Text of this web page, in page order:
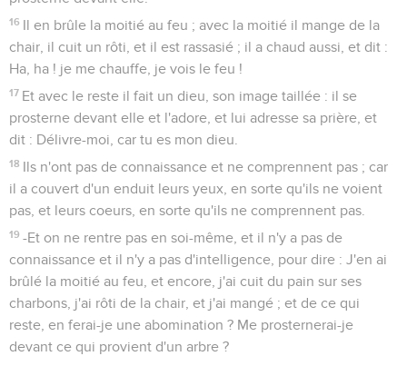
16 Il en brûle la moitié au feu ; avec la moitié il mange de la
chair, il cuit un rôti, et il est rassasié ; il a chaud aussi, et dit :
Ha, ha ! je me chauffe, je vois le feu !
17 Et avec le reste il fait un dieu, son image taillée : il se
prosterne devant elle et l'adore, et lui adresse sa prière, et
dit : Délivre-moi, car tu es mon dieu.
18 Ils n'ont pas de connaissance et ne comprennent pas ; car
il a couvert d'un enduit leurs yeux, en sorte qu'ils ne voient
pas, et leurs coeurs, en sorte qu'ils ne comprennent pas.
19 -Et on ne rentre pas en soi-même, et il n'y a pas de
connaissance et il n'y a pas d'intelligence, pour dire : J'en ai
brûlé la moitié au feu, et encore, j'ai cuit du pain sur ses
charbons, j'ai rôti de la chair, et j'ai mangé ; et de ce qui
reste, en ferai-je une abomination ? Me prosternerai-je
devant ce qui provient d'un arbre ?